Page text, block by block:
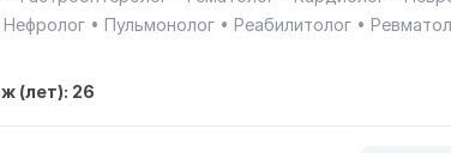
Нефролог Пульмонолог Реабилитолог
(лет): 26